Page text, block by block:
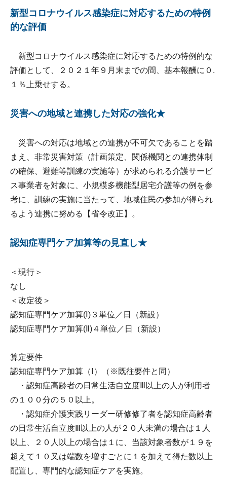
新型コロナウイルス感染症に対応するための特例
的な評価
新型コロナウイルス感染症に対応するための特例的な
評価として、２０２１年９月末までの間、基本報酬に０.
１％上乗せする。
災害への地域と連携した対応の強化★
災害への対応は地域との連携が不可欠であることを踏
まえ、非常災害対策（計画策定、関係機関との連携体制
の確保、避難等訓練の実施等）が求められる介護サービ
ス事業者を対象に、小規模多機能型居宅介護等の例を参
考に、訓練の実施に当たって、地域住民の参加が得られ
るよう連携に努める【省令改正】。
認知症専門ケア加算等の見直し★
＜現行＞
なし
＜改定後＞
認知症専門ケア加算(Ⅰ)３単位／日（新設）
認知症専門ケア加算(Ⅱ)４単位／日（新設）
算定要件
認知症専門ケア加算（Ⅰ）（※既往要件と同）
・認知症高齢者の日常生活自立度Ⅲ以上の人が利用者
の１００分の５０以上。
・認知症介護実践リーダー研修修了者を認知症高齢者
の日常生活自立度Ⅲ以上の人が２０人未満の場合は１人
以上、２０人以上の場合は１に、当該対象者数が１９を
超えて１０又は端数を増すごとに１を加えて得た数以上
配置し、専門的な認知症ケアを実施。